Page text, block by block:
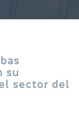
su
sector del